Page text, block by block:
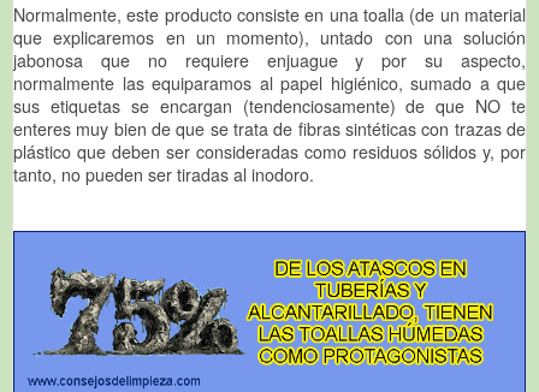
Normalmente, este producto consiste en una toalla (de un material
que explicaremos en un momento), untado con una solución
jabonosa que no requiere enjuague y por su aspecto,
normalmente las equiparamos al papel higiénico, sumado a que
sus etiquetas se encargan (tendenciosamente) de que NO te
enteres muy bien de que se trata de fibras sintéticas con trazas de
plástico que deben ser consideradas como residuos sólidos y, por
tanto, no pueden ser tiradas al inodoro.